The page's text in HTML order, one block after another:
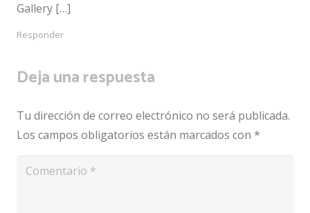
Gallery […]
Responder
Deja una respuesta
Tu dirección de correo electrónico no será publicada.
Los campos obligatorios están marcados con *